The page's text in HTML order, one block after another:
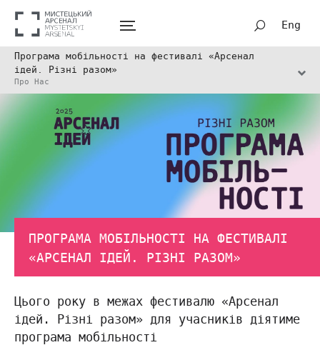
Eng
Програма мобільності на фестивалі «Арсенал
ідей. Різні разом»
Про Нас
ПРОГРАМА МОБІЛЬНОСТІ НА ФЕСТИВАЛІ
«АРСЕНАЛ ІДЕЙ. РІЗНІ РАЗОМ»
Цього року в межах фестивалю «Арсенал
ідей. Різні разом» для учасників діятиме
програма мобільності